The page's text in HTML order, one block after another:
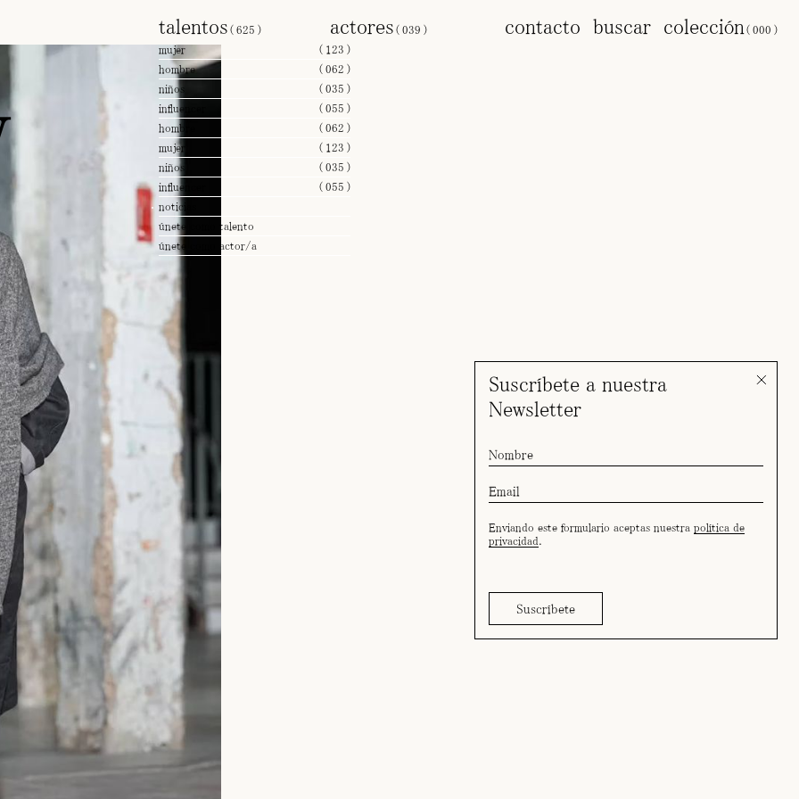
talentos( 625 )
mujer
( 123 )
hombre
( 062 )
niños
( 035 )
influencer
( 055 )
hombre
( 062 )
mujer
( 123 )
niños
( 035 )
influencer
( 055 )
noticias
únete como talento
únete como actor/a
actores( 039 ) contacto buscar colección
( 000 )
Suscríbete a nuestra
Newsletter
Enviando este formulario aceptas nuestra política de
privacidad.